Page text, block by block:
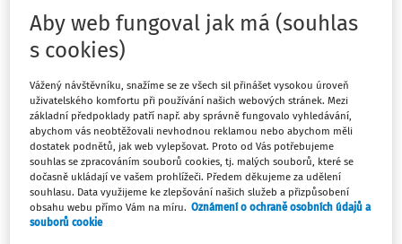
Filtr
Počet vyhledaných dokumentů:3
Řadit podle:
Nejnovější Nejstarší
PORADNA
Vstup pracovnice SPC za klientem do
Aby web fungoval jak má (souhlas
s cookies)
Vážený návštěvníku, snažíme se ze všech sil přinášet vysokou úroveň
uživatelského komfortu při používání našich webových stránek. Mezi
základní předpoklady patří např. aby správně fungovalo vyhledávání,
abychom vás neobtěžovali nevhodnou reklamou nebo abychom měli
dostatek podnětů, jak web vylepšovat. Proto od Vás potřebujeme
souhlas se zpracováním souborů cookies, tj. malých souborů, které se
dočasně ukládají ve vašem prohlížeči. Předem děkujeme za udělení
souhlasu. Data využijeme ke zlepšování našich služeb a přizpůsobení
obsahu webu přímo Vám na míru. Oznámení o ochraně osobních údajů a
souborů cookie